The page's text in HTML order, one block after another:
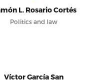
L. Rosario Cortés
Politics and law
Víctor García San